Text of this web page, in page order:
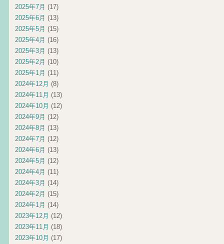
2025年7月 (17)
2025年6月 (13)
2025年5月 (15)
2025年4月 (16)
2025年3月 (13)
2025年2月 (10)
2025年1月 (11)
2024年12月 (8)
2024年11月 (13)
2024年10月 (12)
2024年9月 (12)
2024年8月 (13)
2024年7月 (12)
2024年6月 (13)
2024年5月 (12)
2024年4月 (11)
2024年3月 (14)
2024年2月 (15)
2024年1月 (14)
2023年12月 (12)
2023年11月 (18)
2023年10月 (17)